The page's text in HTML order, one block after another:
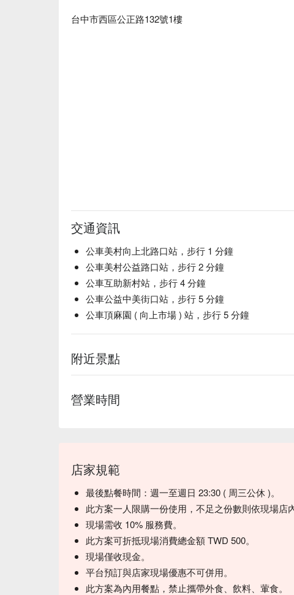
🍽️ 口碑必點
【雞肉串燒】雞肉鮮嫩，炭火微焦
台中市西區公正路132號1樓
交通資訊
公車美村向上北路口站，步行 1 分鐘
公車美村公益路口站，步行 2 分鐘
公車互助新村站，步行 4 分鐘
公車公益中美街口站，步行 5 分鐘
公車頂麻園 ( 向上市場 ) 站，步行 5 分鐘
附近景點
營業時間
店家規範
最後點餐時間：週一至週日 23:30 ( 周三公休 )。
此方案一人限購一份使用，不足之份數則依現場店
現場需收 10% 服務費。
此方案可折抵現場消費總金額 TWD 500。
現場僅收現金。
平台預訂與店家現場優惠不可併用。
此方案為內用餐點，禁止攜帶外食、飲料、葷食。